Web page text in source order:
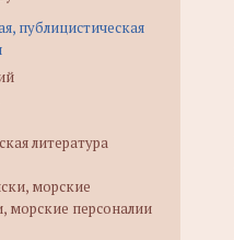
публицистическая
литература
морские
морские персоналии